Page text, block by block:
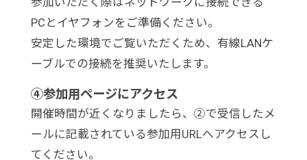
PCとイヤフォンをご準備ください。
安定した環境でご覧いただくため、有線LANケ
ーブルでの接続を推奨いたします。
④参加用ページにアクセス
開催時間が近くなりましたら、②で受信したメ
ールに記載されている参加用URLへアクセスし
てください。